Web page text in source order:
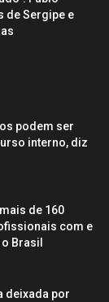
de Sergipe e
podem ser
interno, diz
de 160
com e
Brasil
deixada por